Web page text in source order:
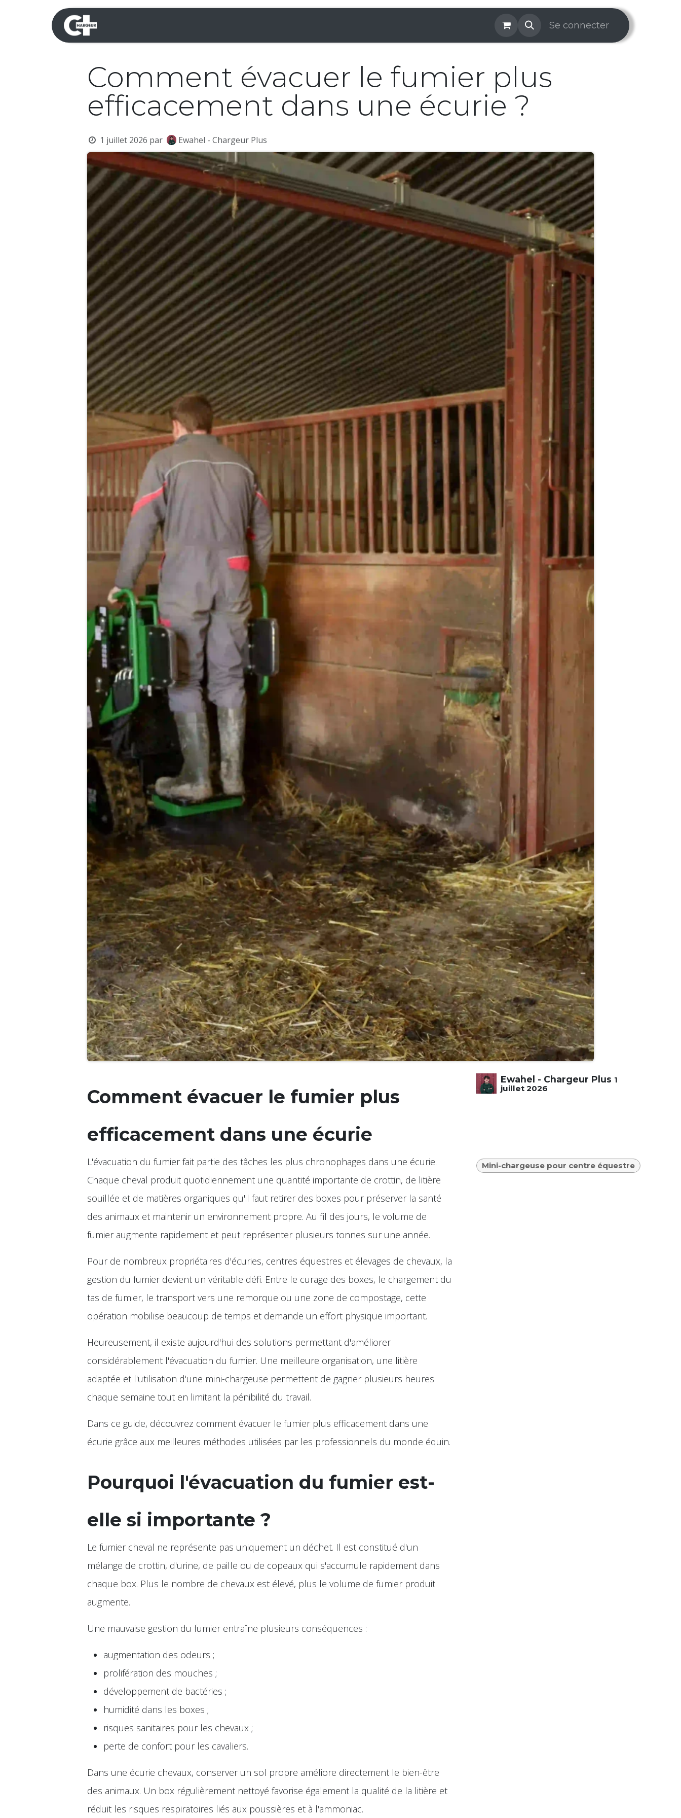
Se rendre au contenu
Infos & Services Galerie Aide Prise de rendez-
Se connecter
Comment évacuer le fumier plus
efficacement dans une écurie ?
1 juillet 2026 par Ewahel - Chargeur Plus
Comment évacuer le fumier plus
efficacement dans une écurie
L'évacuation du fumier fait partie des tâches les plus chronophages dans une écurie.
Chaque cheval produit quotidiennement une quantité importante de crottin, de litière
souillée et de matières organiques qu'il faut retirer des boxes pour préserver la santé
des animaux et maintenir un environnement propre. Au fil des jours, le volume de
fumier augmente rapidement et peut représenter plusieurs tonnes sur une année.
Pour de nombreux propriétaires d'écuries, centres équestres et élevages de chevaux, la
gestion du fumier devient un véritable défi. Entre le curage des boxes, le chargement du
tas de fumier, le transport vers une remorque ou une zone de compostage, cette
opération mobilise beaucoup de temps et demande un effort physique important.
Heureusement, il existe aujourd'hui des solutions permettant d'améliorer
considérablement l'évacuation du fumier. Une meilleure organisation, une litière
adaptée et l'utilisation d'une mini-chargeuse permettent de gagner plusieurs heures
chaque semaine tout en limitant la pénibilité du travail.
Dans ce guide, découvrez comment évacuer le fumier plus efficacement dans une
écurie grâce aux meilleures méthodes utilisées par les professionnels du monde équin.
Pourquoi l'évacuation du fumier est-
elle si importante ?
Le fumier cheval ne représente pas uniquement un déchet. Il est constitué d'un
mélange de crottin, d'urine, de paille ou de copeaux qui s'accumule rapidement dans
chaque box. Plus le nombre de chevaux est élevé, plus le volume de fumier produit
augmente.
Une mauvaise gestion du fumier entraîne plusieurs conséquences :
augmentation des odeurs ;
prolifération des mouches ;
développement de bactéries ;
humidité dans les boxes ;
risques sanitaires pour les chevaux ;
perte de confort pour les cavaliers.
Dans une écurie chevaux, conserver un sol propre améliore directement le bien-être
des animaux. Un box régulièrement nettoyé favorise également la qualité de la litière et
réduit les risques respiratoires liés aux poussières et à l'ammoniac.
Ewahel - Chargeur Plus 1
juillet 2026
Mini-chargeuse pour centre équestre